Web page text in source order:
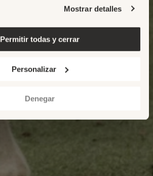
Mostrar detalles
Permitir todas y cerrar
Personalizar
Denegar